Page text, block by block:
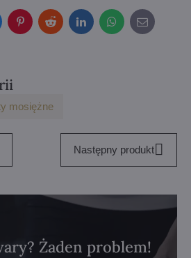
PinterestRedditLinkedInWhatsApp
E-
mail
mosiężne
Następny produkt
Żaden problem!